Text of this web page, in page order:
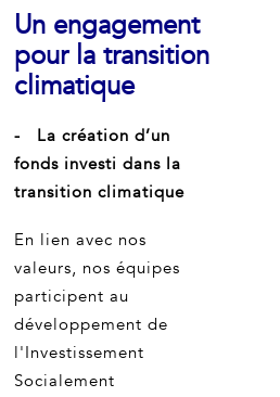
Un engagement
pour la transition
climatique
- La création d’un
fonds investi dans la
transition climatique
En lien avec nos
valeurs, nos équipes
participent au
développement de
l'Investissement
Socialement